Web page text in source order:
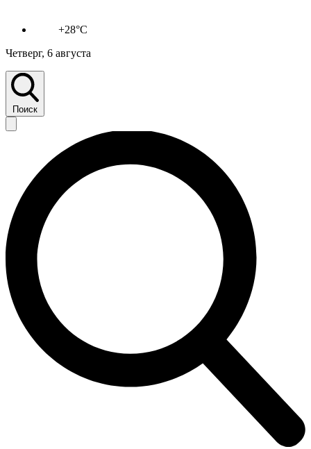
+28°C
Четверг, 6 августа
Поиск